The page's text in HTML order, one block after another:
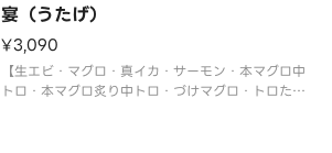
宴（うたげ）
¥3,090
【生エビ・マグロ・真イカ・サーモン・本マグロ中
トロ・本マグロ炙り中トロ・づけマグロ・トロたく